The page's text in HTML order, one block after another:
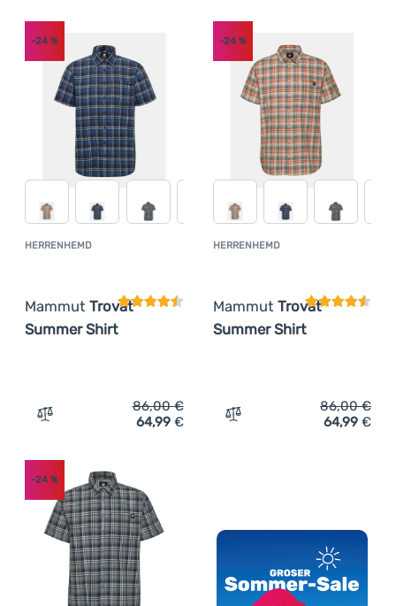
Anmelden /
Registrieren
HERRENHEMD
Mammut Trovat
Summer Shirt
Kundenbewertung
-24 %
Zum Vergleich 'Herrenhemd Mammut Trovat Summer
86,00€
64,99 €
HERRENHEMD
Mammut Trovat
Summer Shirt
-24%
Zum Vergleich
86,00€
64,99 €
-24 %